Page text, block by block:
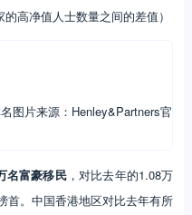
高净值人士数量之间的差值）
图片来源：Henley&Partners官
名富豪移民，对比去年的1.08万
首。中国香港地区对比去年有所